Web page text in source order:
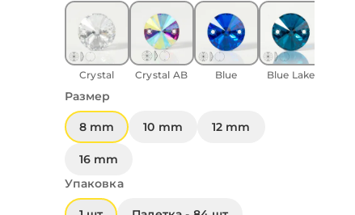
Crystal Crystal AB Blue Blue Lake
Размер
8 mm 10 mm 12 mm
16 mm
Упаковка